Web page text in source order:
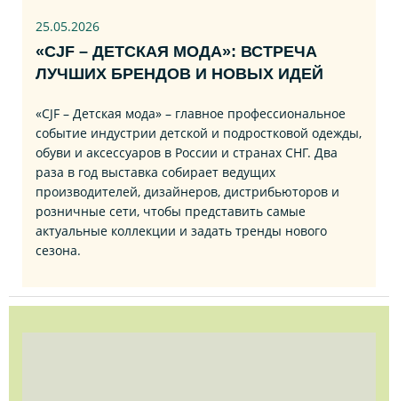
25.05.2026
«CJF – ДЕТСКАЯ МОДА»: ВСТРЕЧА
ЛУЧШИХ БРЕНДОВ И НОВЫХ ИДЕЙ
«CJF – Детская мода» – главное профессиональное
событие индустрии детской и подростковой одежды,
обуви и аксессуаров в России и странах СНГ. Два
раза в год выставка собирает ведущих
производителей, дизайнеров, дистрибьюторов и
розничные сети, чтобы представить самые
актуальные коллекции и задать тренды нового
сезона.